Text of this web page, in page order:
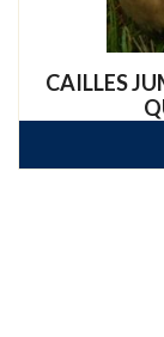
CAILLES